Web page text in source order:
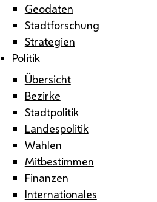
Geodaten
Stadtforschung
Strategien
Politik
Übersicht
Bezirke
Stadtpolitik
Landespolitik
Wahlen
Mitbestimmen
Finanzen
Internationales